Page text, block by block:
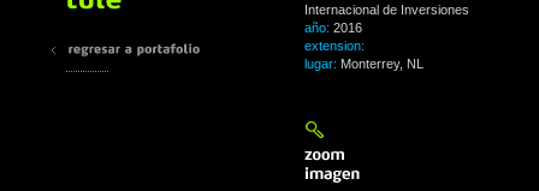
Internacional de Inversiones
año: 2016
extension:
lugar: Monterrey, NL